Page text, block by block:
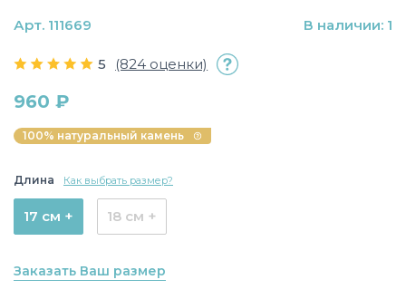
5 (824 оценки)
960 ₽
100% натуральный камень
Длина Как выбрать размер?
17 см + 18 см +
Заказать Ваш размер
Арт. 111669 В наличии: 1